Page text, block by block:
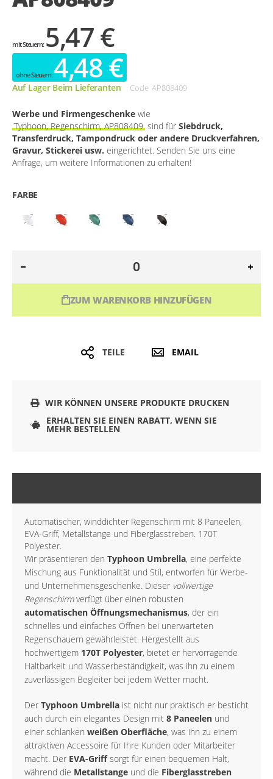
5,47 €
4,48 €
Auf Lager Beim Lieferanten Code AP808409
Werbe und Firmengeschenke wie
Typhoon, Regenschirm, AP808409 sind für Siebdruck,
Transferdruck, Tampondruck oder andere Druckverfahren,
Gravur, Stickerei usw. eingerichtet. Senden Sie uns eine
Anfrage, um weitere Informationen zu erhalten!
FARBE
ZUM WARENKORB HINZUFÜGEN
TEILE EMAIL
WIR KÖNNEN UNSERE PRODUKTE DRUCKEN
ERHALTEN SIE EINEN RABATT, WENN SIE
MEHR BESTELLEN
Automatischer, winddichter Regenschirm mit 8 Paneelen,
EVA-Griff, Metallstange und Fiberglasstreben. 170T
Polyester.
Wir präsentieren den Typhoon Umbrella, eine perfekte
Mischung aus Funktionalität und Stil, entworfen für Werbe-
und Unternehmensgeschenke. Dieser vollwertige
Regenschirmverfügt über einen robusten
automatischen Öffnungsmechanismus, der ein
schnelles und einfaches Öffnen bei unerwarteten
Regenschauern gewährleistet. Hergestellt aus
hochwertigem 170T Polyester, bietet er hervorragende
Haltbarkeit und Wasserbeständigkeit, was ihn zu einem
zuverlässigen Begleiter bei jedem Wetter macht.
Der Typhoon Umbrella ist nicht nur praktisch er besticht
auch durch ein elegantes Design mit 8 Paneelen und
einer schlanken weißen Oberfläche, was ihn zu einem
attraktiven Accessoire für Ihre Kunden oder Mitarbeiter
macht. Der EVA-Griffsorgt für einen bequemen Halt,
während die Metallstange und die Fiberglasstreben